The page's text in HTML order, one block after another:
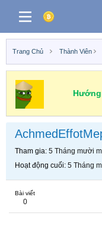
Trang Chủ Thành Viên
Tham gia 5 Tháng mười
Hoạt động cuối 5 Tháng
Bài viết
0